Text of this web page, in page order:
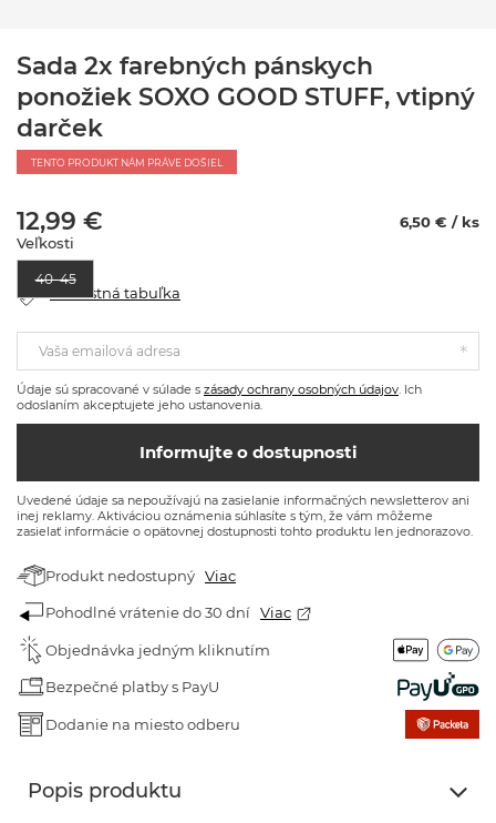
Sada 2x farebných pánskych
ponožiek SOXO GOOD STUFF, vtipný
darček
TENTO PRODUKT NÁM PRÁVE DOŠIEL
12,99 €
6,50 € / ks
Veľkosti
40–45
Veľkostná tabuľka
Vaša emailová adresa
Údaje sú spracované v súlade s zásady ochrany osobných údajov . Ich
odoslaním akceptujete jeho ustanovenia.
Informujte o dostupnosti
Uvedené údaje sa nepoužívajú na zasielanie informačných newsletterov ani
inej reklamy. Aktiváciou oznámenia súhlasíte s tým, že vám môžeme
zasielať informácie o opätovnej dostupnosti tohto produktu len jednorazovo.
Produkt nedostupný Viac
Pohodlné vrátenie do 30 dní Viac
Objednávka jedným kliknutím
Bezpečné platby s PayU
Dodanie na miesto odberu
Popis produktu